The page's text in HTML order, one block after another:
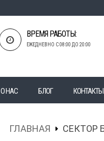
ВРЕМЯ РАБОТЫ:
ЕЖЕДНЕВНО С 08:00 ДО 20:00
О НАС БЛОГ КОНТАКТЫ
ГЛАВНАЯ СЕКТОР